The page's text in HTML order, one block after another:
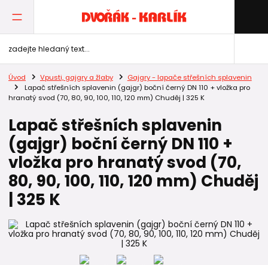
Úvod Vpusti, gajgry a žlaby
Gajgry - lapače střešních splavenin
Lapač střešních splavenin (gajgr) boční černý DN 110 + vložka pro
hranatý svod (70, 80, 90, 100, 110, 120 mm) Chuděj | 325 K
Lapač střešních splavenin
(gajgr) boční černý DN 110 +
vložka pro hranatý svod (70,
80, 90, 100, 110, 120 mm) Chuděj
| 325 K